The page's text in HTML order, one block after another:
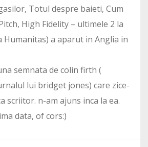
Totul despre baieti, Cum
High Fidelity – ultimele 2 la
Humanitas) a aparut in Anglia in
semnata de colin firth (
lui bridget jones) care zice-
scriitor. n-am ajuns inca la ea.
data, of cors:)